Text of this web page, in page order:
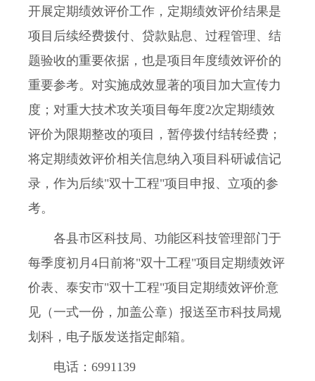
开展定期绩效评价工作，定期绩效评价结果是
项目后续经费拨付、贷款贴息、过程管理、结
题验收的重要依据，也是项目年度绩效评价的
重要参考。对实施成效显著的项目加大宣传力
度；对重大技术攻关项目每年度2次定期绩效
评价为限期整改的项目，暂停拨付结转经费；
将定期绩效评价相关信息纳入项目科研诚信记
录，作为后续"双十工程"项目申报、立项的参
考。
各县市区科技局、功能区科技管理部门于
每季度初月4日前将"双十工程"项目定期绩效评
价表、泰安市"双十工程"项目定期绩效评价意
见（一式一份，加盖公章）报送至市科技局规
划科，电子版发送指定邮箱。
电话：6991139